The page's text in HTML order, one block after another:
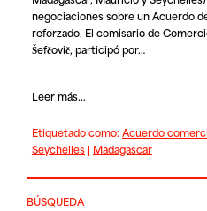
negociaciones sobre un Acuerdo
reforzado. El comisario de
Šefčovič, participó por…
Leer más...
Etiquetado como:Acuerdo
Seychelles| Madagascar
BÚSQUEDA